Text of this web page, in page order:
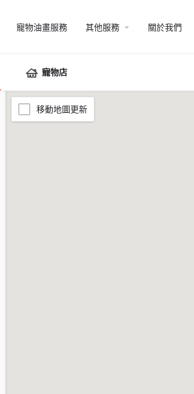
寵物油畫服務 其他服務 關於我們
寵物店
移動地圖更新